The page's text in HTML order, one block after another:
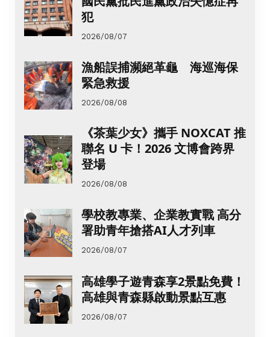
犯
2026/08/07
漁船誤捕瀕絕革龜 海巡海保
緊急救援
2026/08/08
《茶葉少女》攜手 NOXCAT 推
聯名 U 卡！2026 文博會跨界
登場
2026/08/08
學校教專業、企業教實戰 高分
署助青年搶搭AI人才列車
2026/08/07
高雄學子遊青森享2景點免費！
高雄與青森縣啟動景點互惠
2026/08/07